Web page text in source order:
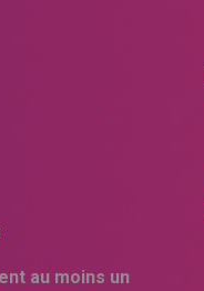
au moins un